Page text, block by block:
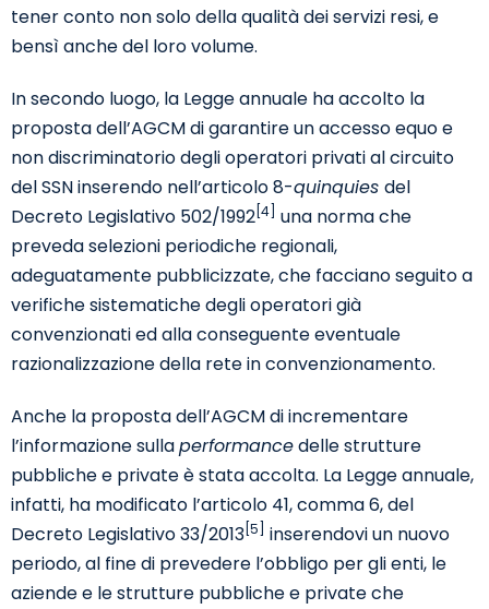
tener conto non solo della qualità dei servizi resi, e
bensì anche del loro volume.
In secondo luogo, la Legge annuale ha accolto la
proposta dell’AGCM di garantire un accesso equo e
non discriminatorio degli operatori privati al circuito
del SSN inserendo nell’articolo 8-quinquies del
Decreto Legislativo 502/1992 [4] una norma che
preveda selezioni periodiche regionali,
adeguatamente pubblicizzate, che facciano seguito a
verifiche sistematiche degli operatori già
convenzionati ed alla conseguente eventuale
razionalizzazione della rete in convenzionamento.
Anche la proposta dell’AGCM di incrementare
l’informazione sullaperformancedelle strutture
pubbliche e private è stata accolta. La Legge annuale,
infatti, ha modificato l’articolo 41, comma 6, del
Decreto Legislativo 33/2013 [5]
inserendovi un nuovo
periodo, al fine di prevedere l’obbligo per gli enti, le
aziende e le strutture pubbliche e private che